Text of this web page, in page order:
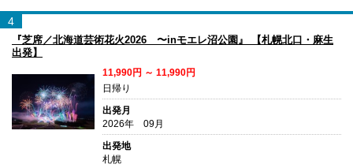
4
『芝席／北海道芸術花火2026 〜inモエレ沼公園』 【札幌北口・麻生
出発】
11,990円 ～ 11,990円
日帰り
出発月
2026年 09月
出発地
札幌